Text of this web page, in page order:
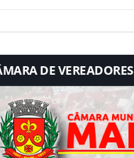
DE VEREADORES